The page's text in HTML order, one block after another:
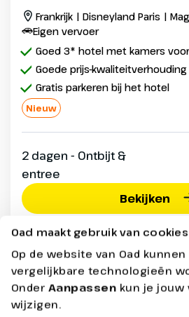
Oad maakt gebruik van cookies
Op de website van Oad
vergelijkbare technologieën
Onder Aanpassen kun je jouw
wijzigen.
Frankrijk | Disneyland Paris |
Eigen vervoer
Goed 3* hotel met kamers
Goede prijs-kwaliteitverhouding
Gratis parkeren bij het hotel
Nieuw
2 dagen - Ontbijt &
entree
Bekijken
Prijs p.p. incl. alle bijkomende